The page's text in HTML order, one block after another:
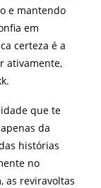
e mantendo
em
certeza é a
ativamente,
que te
da
histórias
no
as reviravoltas